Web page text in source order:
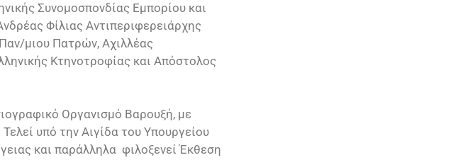
Συνομοσπονδίας Εμπορίου και
Φίλιας Αντιπεριφερειάρχης
μιου Πατρών, Αχιλλέας
Κτηνοτροφίας και Απόστολος
Οργανισμό Βαρουξή, με
υπό την Αιγίδα του Υπουργείου
και παράλληλα φιλοξενεί Έκθεση